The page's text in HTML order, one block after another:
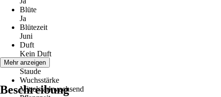
Blüte
Ja
Blütezeit
Juni
Duft
Kein Duft
Wuchs
Staude
Wuchsstärke
Mittelstarkwachsend
Mehr anzeigen
Beschreibung